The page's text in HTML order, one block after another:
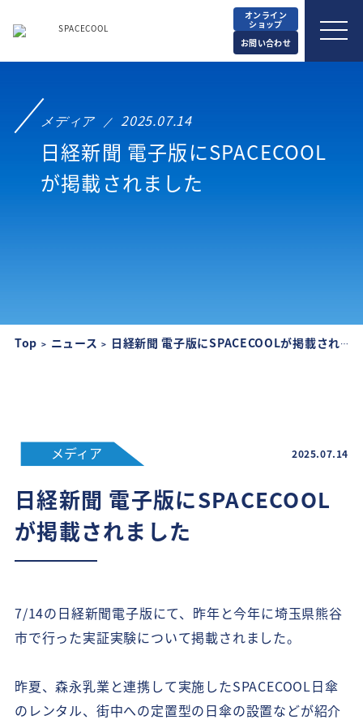
オンライン
ショップ
お問い合わせ
メディア 2025.07.14
日経新聞 電子版にSPACECOOL
が掲載されました
Top ニュース 日経新聞 電子版にSPACECOOLが掲載されました
メディア 2025.07.14
日経新聞 電子版にSPACECOOL
が掲載されました
7/14の日経新聞電子版にて、昨年と今年に埼玉県熊谷
市で行った実証実験について掲載されました。
昨夏、森永乳業と連携して実施したSPACECOOL日傘
のレンタル、街中への定置型の日傘の設置などが紹介